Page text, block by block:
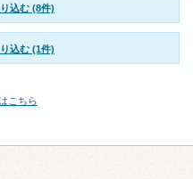
込む (8件)
込む (1件)
こちら